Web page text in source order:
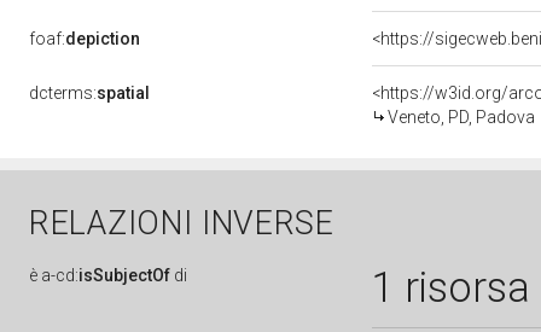
foaf:depiction <https://
dcterms:spatial
<https://w3id.org/
Veneto, PD, Padova
RELAZIONI INVERSE
è a-cd:isSubjectOf di 1 risorsa